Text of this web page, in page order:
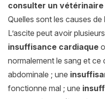
consulter un vétérinaire
Quelles sont les causes de
L’ascite peut avoir
insuffisance cardiaque
normalement le sang et ce
abdominale ; une
fonctionne mal ; une